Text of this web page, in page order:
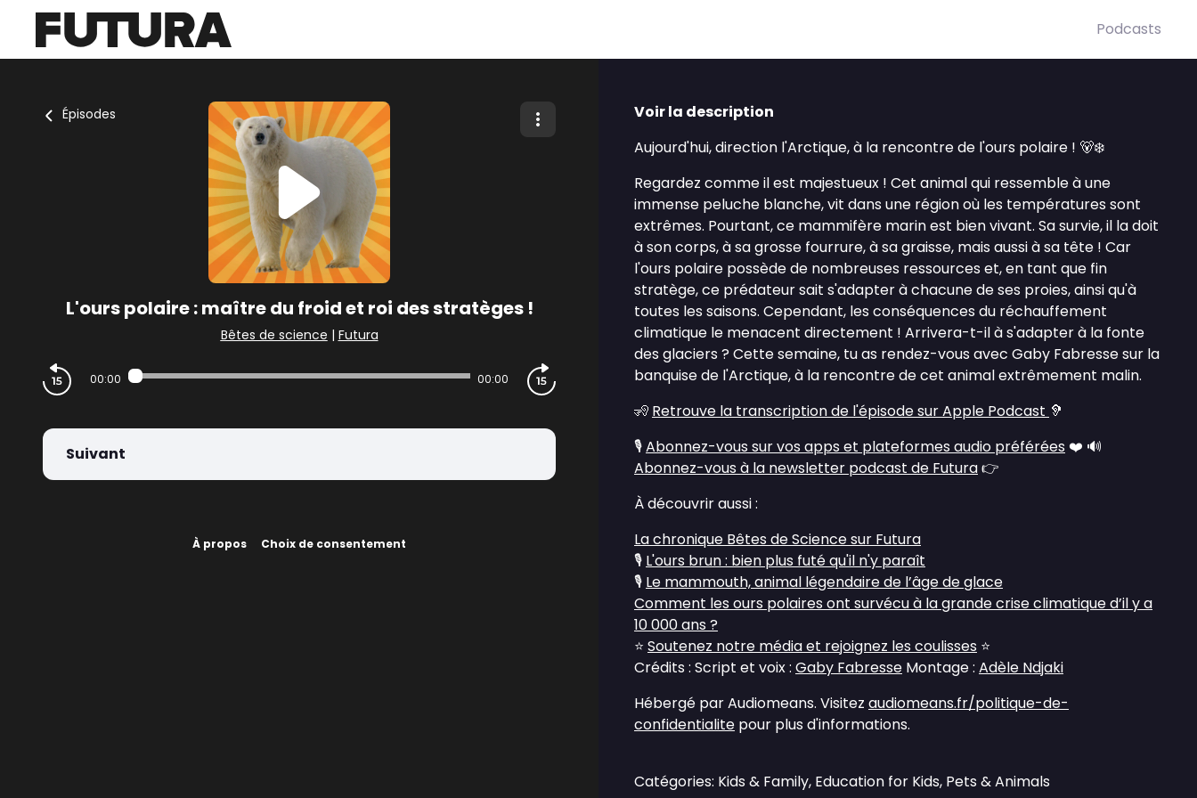
Podcasts
Épisodes
L'ours polaire : maître du froid et roi des stratèges !
Bêtes de science | Futura
00:00 00:00
Suivant
À propos Choix de consentement
Voir la description
Aujourd'hui, direction l'Arctique, à la rencontre de l'ours polaire ! 🐻‍❄️
Regardez comme il est majestueux ! Cet animal qui ressemble à une
immense peluche blanche, vit dans une région où les températures sont
extrêmes. Pourtant, ce mammifère marin est bien vivant. Sa survie, il la doit
à son corps, à sa grosse fourrure, à sa graisse, mais aussi à sa tête ! Car
l'ours polaire possède de nombreuses ressources et, en tant que fin
stratège, ce prédateur sait s'adapter à chacune de ses proies, ainsi qu'à
toutes les saisons. Cependant, les conséquences du réchauffement
climatique le menacent directement ! Arrivera-t-il à s'adapter à la fonte
des glaciers ? Cette semaine, tu as rendez-vous avec Gaby Fabresse sur la
banquise de l'Arctique, à la rencontre de cet animal extrêmement malin.
🧏 Retrouve la transcription de l'épisode sur Apple Podcast 🦻
🎙️Abonnez-vous sur vos apps et plateformes audio préférées ❤️ 🔊
Abonnez-vous à la newsletter podcast de Futura👉
À découvrir aussi :
La chronique Bêtes de Science sur Futura
🎙️ L'ours brun : bien plus futé qu'il n'y paraît
🎙️ Le mammouth, animal légendaire de l’âge de glace
Comment les ours polaires ont survécu à la grande crise climatique d’il y a
10 000 ans ?
⭐ Soutenez notre média et rejoignez les coulisses ⭐
Crédits : Script et voix : Gaby Fabresse Montage : Adèle Ndjaki
Hébergé par Audiomeans. Visitez audiomeans.fr/politique-de-
confidentialite pour plus d'informations.
Catégories: Kids & Family, Education for Kids, Pets & Animals